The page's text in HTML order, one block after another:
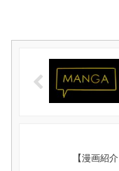
【漫画紹